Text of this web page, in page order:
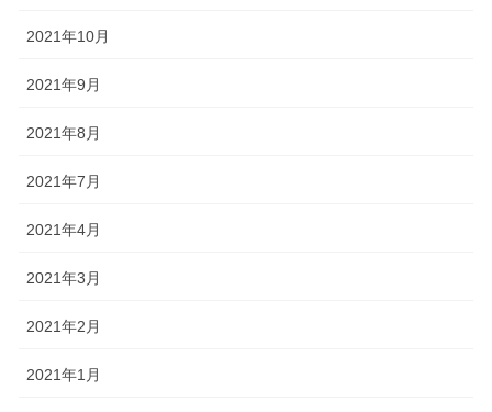
2021年10月
2021年9月
2021年8月
2021年7月
2021年4月
2021年3月
2021年2月
2021年1月